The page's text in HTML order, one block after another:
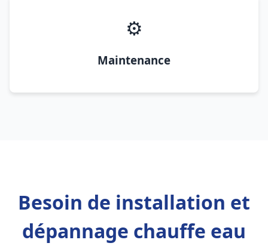
⚙️
Maintenance
Besoin de installation et
dépannage chauffe eau